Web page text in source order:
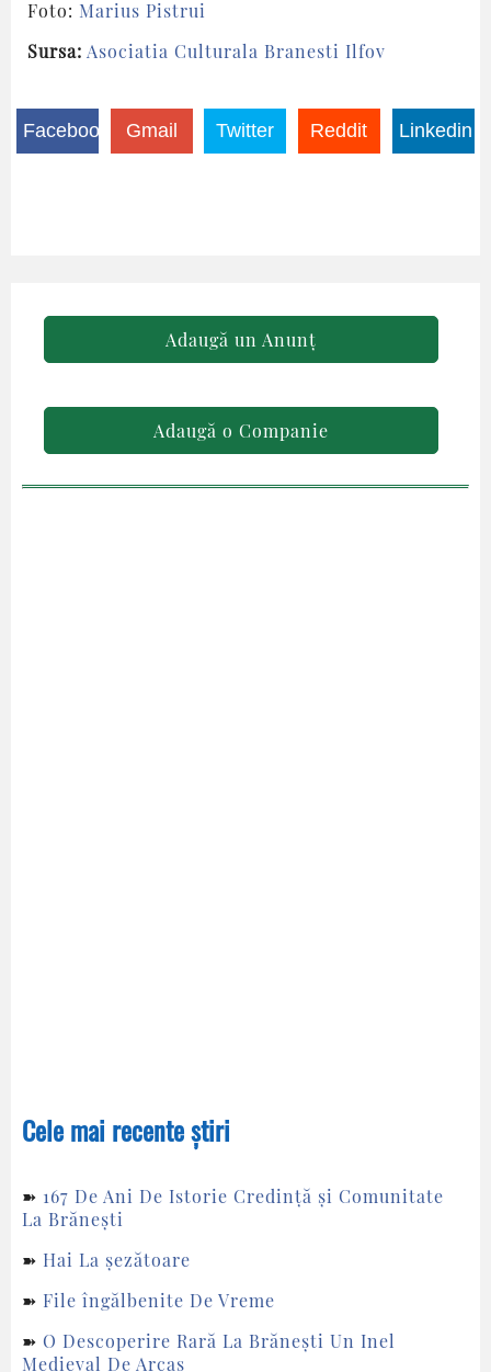
Foto: Marius Pistrui
Sursa: Asociatia Culturala Branesti Ilfov
Facebook Gmail Twitter Reddit Linkedin
Adaugă un Anunț
Adaugă o Companie
Cele mai recente știri
➽ 167 De Ani De Istorie Credință și Comunitate
La Brănești
➽ Hai La șezătoare
➽ File îngălbenite De Vreme
➽ O Descoperire Rară La Brănești Un Inel
Medieval De Arcaș